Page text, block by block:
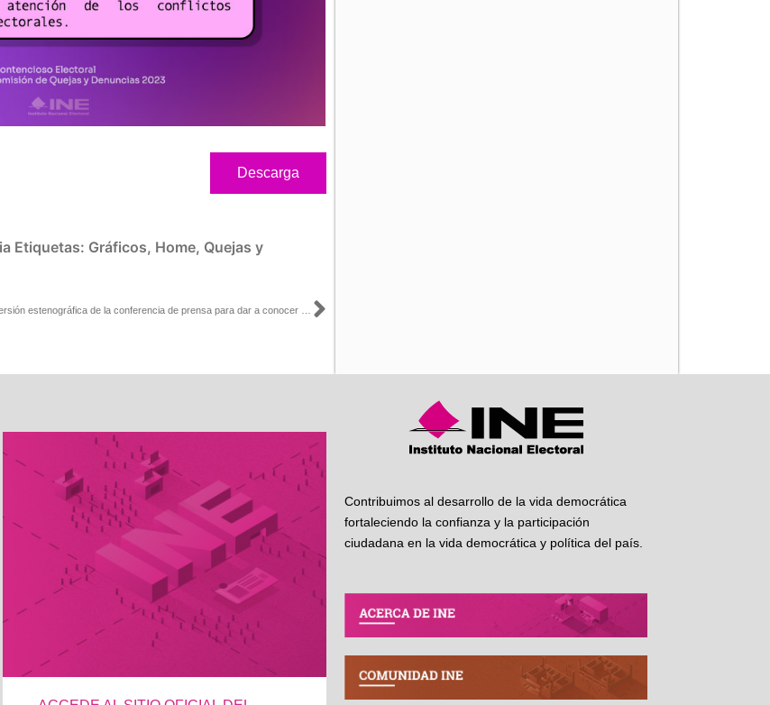
Descarga
Etiquetas: Gráficos, Home, Quejas y
Siguiente
Contribuimos al desarrollo de la vida democrática
fortaleciendo la confianza y la participación
ciudadana en la vida democrática y política del país.